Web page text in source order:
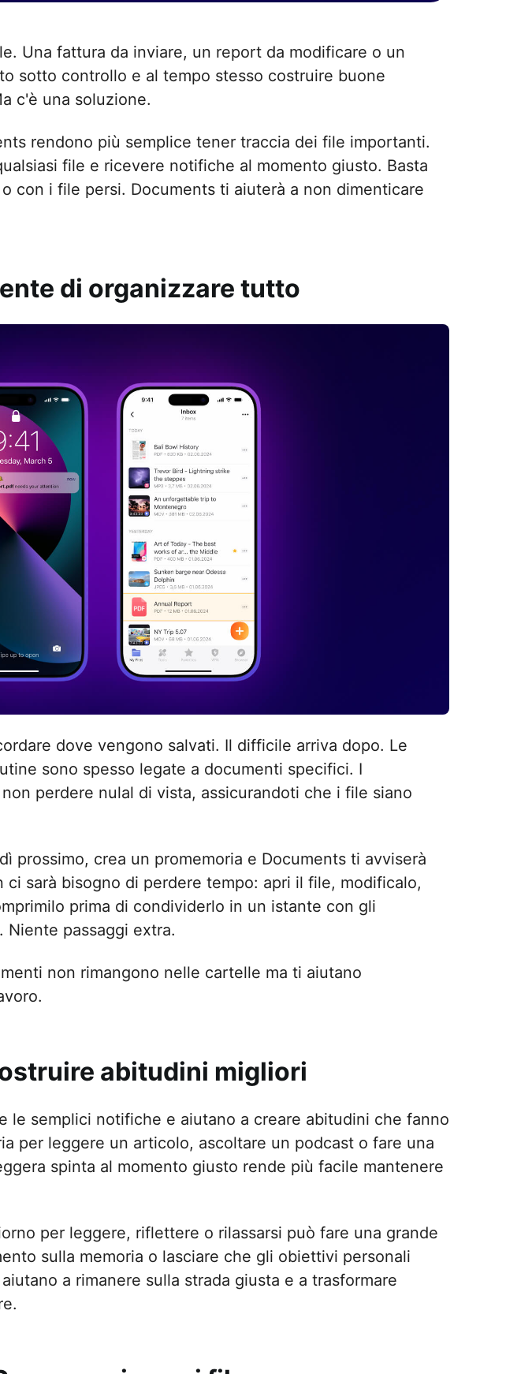
Una fattura da inviare, un report da modificare o un
sotto controllo e al tempo stesso costruire buone
c'è una soluzione.
rendono più semplice tener traccia dei file importanti.
file e ricevere notifiche al momento giusto. Basta
con i file persi. Documents ti aiuterà a non dimenticare
di organizzare tutto
dove vengono salvati. Il difficile arriva dopo. Le
sono spesso legate a documenti specifici. I
perdere nulal di vista, assicurandoti che i file siano
prossimo, crea un promemoria e Documents ti avviserà
sarà bisogno di perdere tempo: apri il file, modificalo,
prima di condividerlo in un istante con gli
passaggi extra.
non rimangono nelle cartelle ma ti aiutano
abitudini migliori
le semplici notifiche e aiutano a creare abitudini che fanno
per leggere un articolo, ascoltare un podcast o fare una
spinta al momento giusto rende più facile mantenere
per leggere, riflettere o rilassarsi può fare una grande
sulla memoria o lasciare che gli obiettivi personali
a rimanere sulla strada giusta e a trasformare